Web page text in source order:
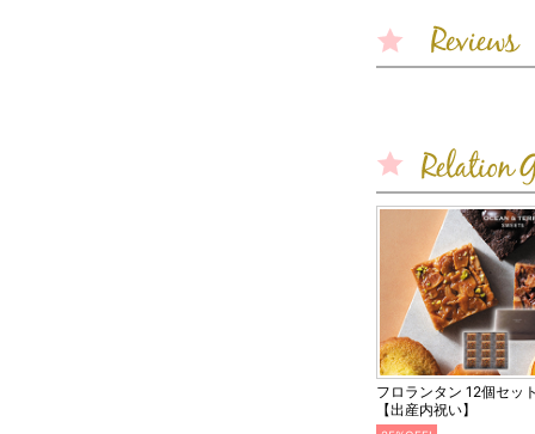
フロランタン 12個セッ
【出産内祝い】